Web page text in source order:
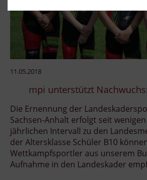
11.05.2018
mpi unterstützt
Die Ernennung der
Sachsen-Anhalt erfolgt seit
jährlichen Intervall zu den
der Altersklasse Schüler B10
Wettkampfsportler aus unserem
Aufnahme in den Landeskader